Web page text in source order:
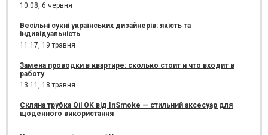
10:08, 6 червня
Весільні сукні українських дизайнерів: якість та
індивідуальність
11:17, 19 травня
Замена проводки в квартире: сколько стоит и что входит в
работу
13:11, 18 травня
Скляна трубка Oil OK від InSmoke — стильний аксесуар для
щоденного використання